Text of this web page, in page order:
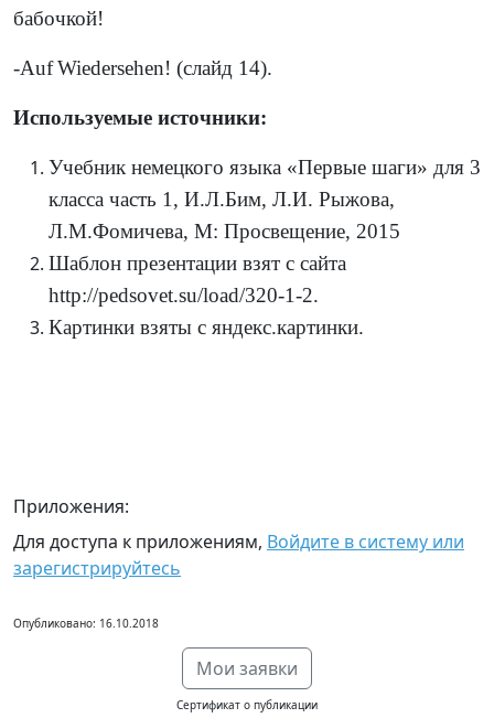
бабочкой!
-AufWiedersehen! (слайд 14).
Используемые источники:
Учебник немецкого языка «Первые шаги» для 3
класса часть 1, И.Л.Бим, Л.И. Рыжова,
Л.М.Фомичева, М: Просвещение, 2015
Шаблон презентации взят с сайта
http://pedsovet.su/load/320-1-2.
Картинки взяты с яндекс.картинки.
Приложения:
Для доступа к приложениям, Войдите в систему или
зарегистрируйтесь
Опубликовано: 16.10.2018
Мои заявки
Сертификат о публикации